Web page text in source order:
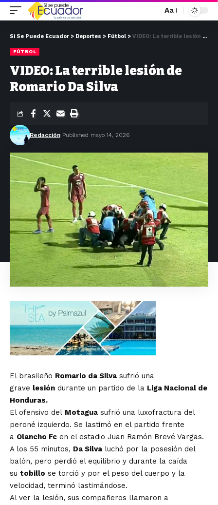
Aa
Si Se Puede Ecuador > Deportes > Fútbol > VIDEO: La terrible lesión de Romario Da Silva
FÚTBOL
VIDEO: La terrible lesión de
Romario Da Silva
Redacción Published mayo 14, 2026
El brasileño Romario da Silva sufrió una
grave lesión durante un partido de la Liga Nacional de
Honduras.
El ofensivo del Motagua sufrió una luxofractura del
peroné izquierdo. Se lastimó en el partido frente
a Olancho Fc en el estadio Juan Ramón Brevé Vargas.
A los 55 minutos, Da Silva luchó por la posesión del
balón, pero perdió el equilibrio y durante la caída
su tobillo se torció y por el peso del cuerpo y la
velocidad, terminó lastimándose.
Al ver la lesión, sus compañeros llamaron a